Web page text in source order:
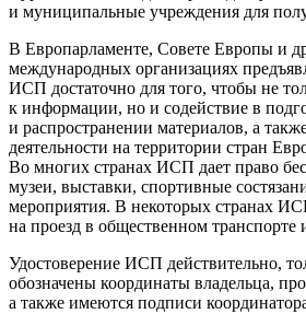
и муниципальные учреждения для
В Европарламенте, Совете Европы и
международных организациях
ИСП достаточно для того, чтобы не
к информации, но и содействие в
и распространении материалов, а
деятельности на территории стран
Во многих странах ИСП дает право
музеи, выставки, спортивные
мероприятия. В некоторых странах
на проезд в общественном транспорте
Удостоверение ИСП действительно,
обозначены координаты владельца,
а также имеются подписи